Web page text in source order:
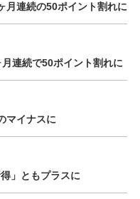
月連続の50ポイント割れに
連続で50ポイント割れに
マイナスに
」ともプラスに